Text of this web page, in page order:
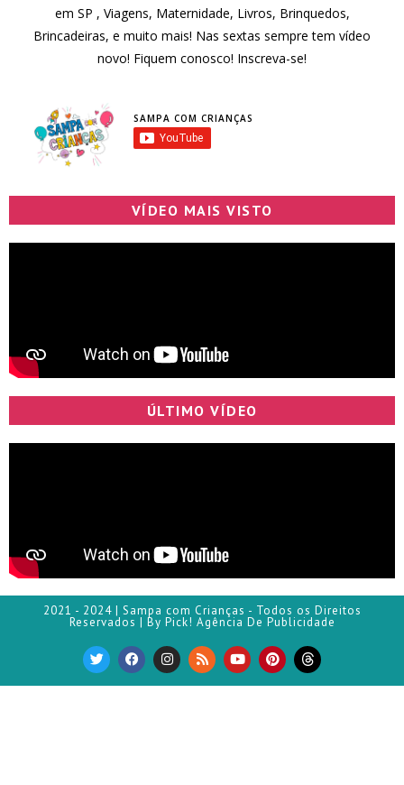
em SP , Viagens, Maternidade, Livros, Brinquedos,
Brincadeiras, e muito mais! Nas sextas sempre tem vídeo
novo! Fiquem conosco! Inscreva-se!
SAMPA COM CRIANÇAS
VÍDEO MAIS VISTO
ÚLTIMO VÍDEO
2021 - 2024 | Sampa com Crianças - Todos os Direitos
Reservados | By Pick! Agência De Publicidade